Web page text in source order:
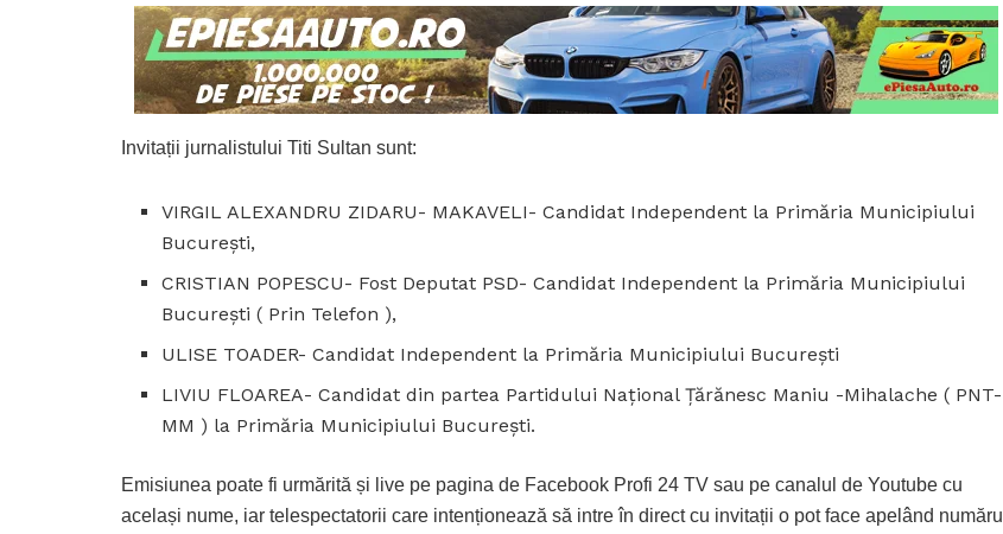
Invitații jurnalistului Titi Sultan sunt:
VIRGIL ALEXANDRU ZIDARU- MAKAVELI- Candidat Independent la Primăria Municipiului
București,
CRISTIAN POPESCU- Fost Deputat PSD- Candidat Independent la Primăria Municipiului
București ( Prin Telefon ),
ULISE TOADER- Candidat Independent la Primăria Municipiului București
LIVIU FLOAREA- Candidat din partea Partidului Național Țărănesc Maniu -Mihalache ( PNT-
MM ) la Primăria Municipiului București.
Emisiunea poate fi urmărită și live pe pagina de Facebook Profi 24 TV sau pe canalul de Youtube cu
același nume, iar telespectatorii care intenționează să intre în direct cu invitații o pot face apelând numărul